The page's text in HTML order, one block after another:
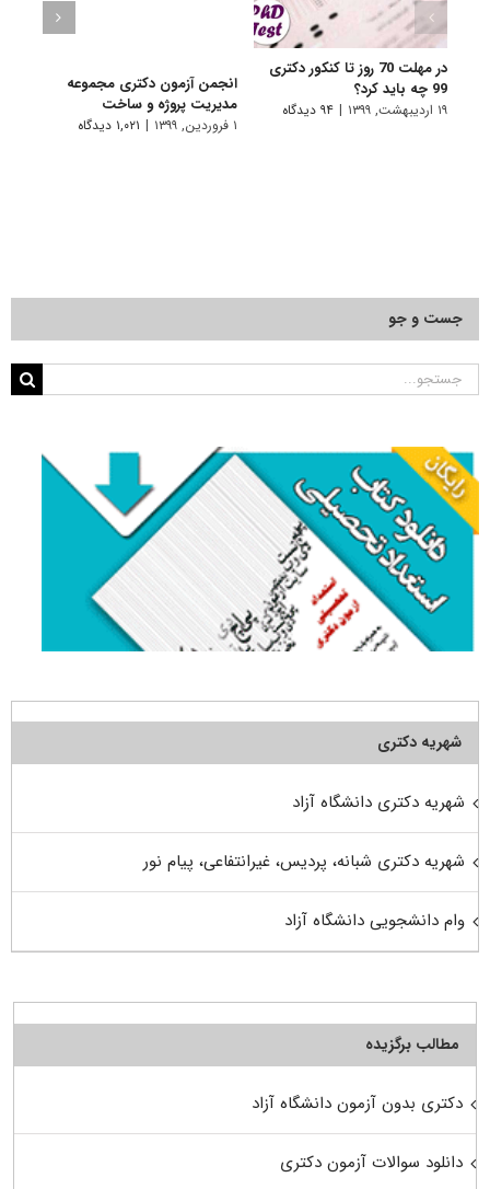
در مهلت 70 روز تا کنکور دکتری
99 چه باید کرد؟
۱۹ اردیبهشت, ۱۳۹۹ | ۹۴ دیدگاه
انجمن آزمون دکتری مجموعه
مدیریت پروژه و ساخت
۱ فروردین, ۱۳۹۹ | ۱,۰۲۱ دیدگاه
جست و جو
جستجو
شهریه دکتری
شهریه دکتری دانشگاه آزاد
شهریه دکتری شبانه، پردیس، غیرانتفاعی، پیام نور
وام دانشجویی دانشگاه آزاد
مطالب برگزیده
دکتری بدون آزمون دانشگاه آزاد
دانلود سوالات آزمون دکتری